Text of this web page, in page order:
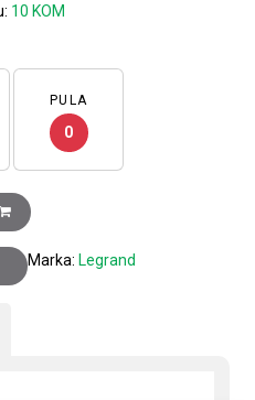
10 KOM
PULA
0
2 modula, crna količina
Marka: Legrand